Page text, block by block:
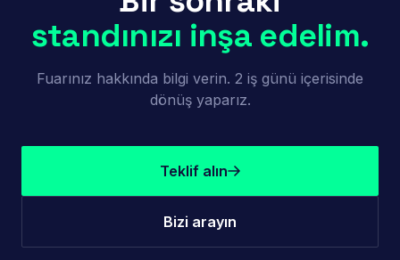
standınızı inşa edelim.
Fuarınız hakkında bilgi verin. 2 iş günü içerisinde
dönüş yaparız.
Teklif alın
Bizi arayın